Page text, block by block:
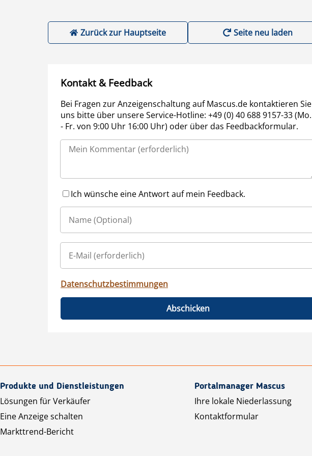
Zurück zur Hauptseite Seite neu laden
Kontakt & Feedback
Bei Fragen zur Anzeigenschaltung auf Mascus.de kontaktieren Sie
uns bitte über unsere Service-Hotline: +49 (0) 40 688 9157-33 (Mo.
- Fr. von 9:00 Uhr 16:00 Uhr) oder über das Feedbackformular.
Ich wünsche eine Antwort auf mein Feedback.
Datenschutzbestimmungen
Abschicken
Produkte und Dienstleistungen
Lösungen für Verkäufer
Eine Anzeige schalten
Markttrend-Bericht
Portalmanager Mascus
Ihre lokale Niederlassung
Kontaktformular